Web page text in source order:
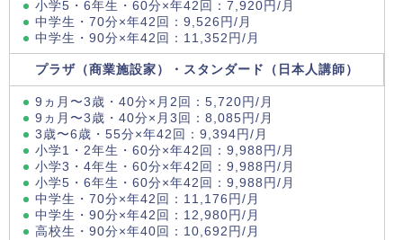
小学5・6年生・60分×年42回：7,920円/月
中学生・70分×年42回：9,526円/月
中学生・90分×年42回：11,352円/月
プラザ（商業施設家）・スタンダード（日本人講師）
9ヵ月〜3歳・40分×月2回：5,720円/月
9ヵ月〜3歳・40分×月3回：8,085円/月
3歳〜6歳・55分×年42回：9,394円/月
小学1・2年生・60分×年42回：9,988円/月
小学3・4年生・60分×年42回：9,988円/月
小学5・6年生・60分×年42回：9,988円/月
中学生・70分×年42回：11,176円/月
中学生・90分×年42回：12,980円/月
高校生・90分×年40回：10,692円/月